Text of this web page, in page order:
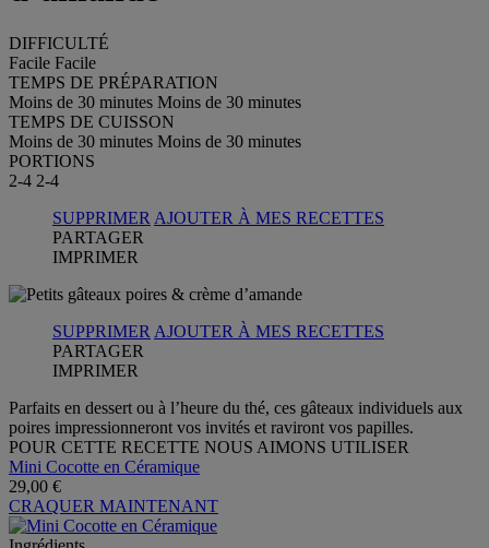
DIFFICULTÉ
Facile Facile
TEMPS DE PRÉPARATION
Moins de 30 minutes Moins de 30 minutes
TEMPS DE CUISSON
Moins de 30 minutes Moins de 30 minutes
PORTIONS
2-4 2-4
SUPPRIMER AJOUTER À MES RECETTES
PARTAGER
IMPRIMER
SUPPRIMER AJOUTER À MES RECETTES
PARTAGER
IMPRIMER
Parfaits en dessert ou à l’heure du thé, ces gâteaux individuels aux
poires impressionneront vos invités et raviront vos papilles.
POUR CETTE RECETTE NOUS AIMONS UTILISER
Mini Cocotte en Céramique
29,00 €
CRAQUER MAINTENANT